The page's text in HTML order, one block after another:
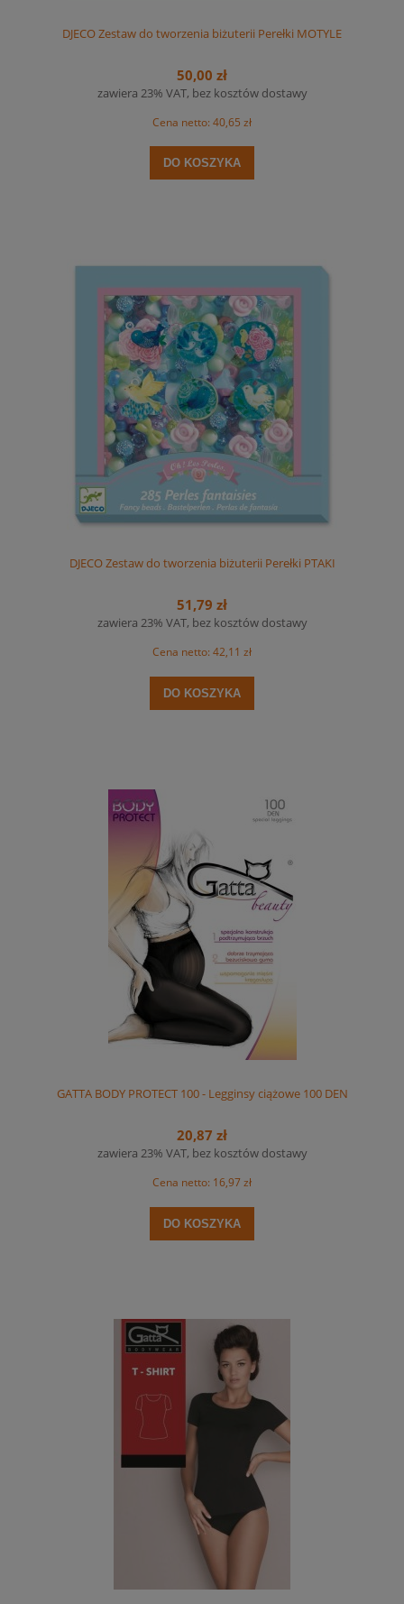
DJECO Zestaw do tworzenia biżuterii Perełki MOTYLE
50,00 zł
zawiera 23% VAT, bez kosztów dostawy
Cena netto: 40,65 zł
DO KOSZYKA
DJECO Zestaw do tworzenia biżuterii Perełki PTAKI
51,79 zł
zawiera 23% VAT, bez kosztów dostawy
Cena netto: 42,11 zł
DO KOSZYKA
GATTA BODY PROTECT 100 - Legginsy ciążowe 100 DEN
20,87 zł
zawiera 23% VAT, bez kosztów dostawy
Cena netto: 16,97 zł
DO KOSZYKA